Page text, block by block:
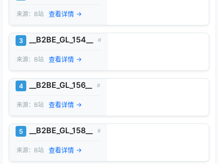
来源：B站 查看详情 →
3 __B2BE_GL_154__ #
来源：B站 查看详情 →
4 __B2BE_GL_156__ #
来源：B站 查看详情 →
5 __B2BE_GL_158__ #
来源：B站 查看详情 →